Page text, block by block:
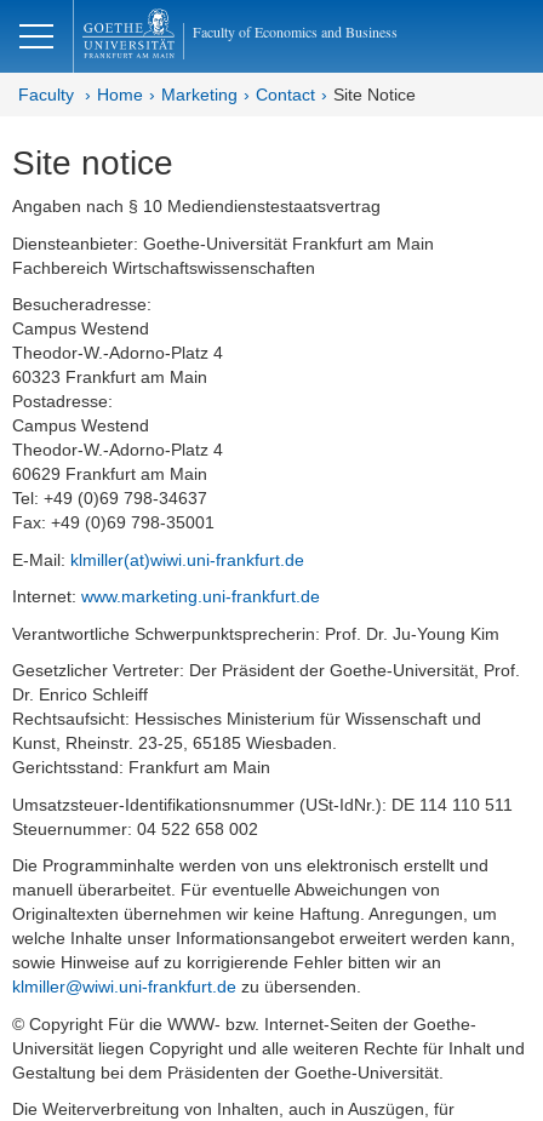
Faculty of Economics and Business
Faculty Home Marketing Contact Site Notice
Site notice
Angaben nach § 10 Mediendienstestaatsvertrag
Diensteanbieter: Goethe-Universität Frankfurt am Main
Fachbereich Wirtschaftswissenschaften
Besucheradresse:
Campus Westend
Theodor-W.-Adorno-Platz 4
60323 Frankfurt am Main
Postadresse:
Campus Westend
Theodor-W.-Adorno-Platz 4
60629 Frankfurt am Main
Tel: +49 (0)69 798-34637
Fax: +49 (0)69 798-35001
E-Mail: klmiller(at)wiwi.uni-frankfurt.de
Internet: www.marketing.uni-frankfurt.de
Verantwortliche Schwerpunktsprecherin: Prof. Dr. Ju-Young Kim
Gesetzlicher Vertreter: Der Präsident der Goethe-Universität, Prof.
Dr. Enrico Schleiff
Rechtsaufsicht: Hessisches Ministerium für Wissenschaft und
Kunst, Rheinstr. 23-25, 65185 Wiesbaden.
Gerichtsstand: Frankfurt am Main
Umsatzsteuer-Identifikationsnummer (USt-IdNr.): DE 114 110 511
Steuernummer: 04 522 658 002
Die Programminhalte werden von uns elektronisch erstellt und
manuell überarbeitet. Für eventuelle Abweichungen von
Originaltexten übernehmen wir keine Haftung. Anregungen, um
welche Inhalte unser Informationsangebot erweitert werden kann,
sowie Hinweise auf zu korrigierende Fehler bitten wir an
klmiller@wiwi.uni-frankfurt.de zu übersenden.
© Copyright Für die WWW- bzw. Internet-Seiten der Goethe-
Universität liegen Copyright und alle weiteren Rechte für Inhalt und
Gestaltung bei dem Präsidenten der Goethe-Universität.
Die Weiterverbreitung von Inhalten, auch in Auszügen, für